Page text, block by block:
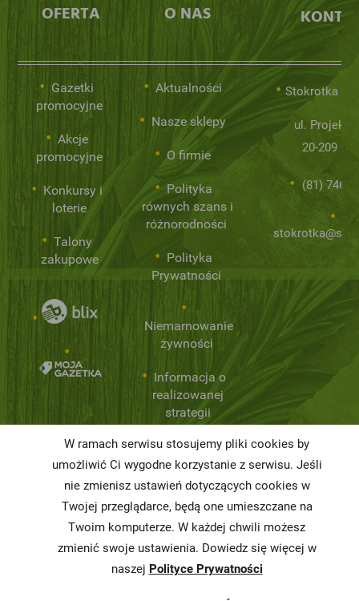
OFERTA
Gazetki
promocyjne
Akcje
promocyjne
Konkursy i
loterie
Talony
zakupowe
O NAS
Aktualności
Nasze sklepy
O firmie
Polityka
równych szans i
różnorodności
Polityka
Prywatności
Niemarnowanie
żywności
Informacja o
realizowanej
strategii
podatkowej
Karty
charakterystyki
Butelkomaty
Stokrotka
ul.
20-209
(81) 746
W ramach serwisu stosujemy pliki cookies by
umożliwić Ci wygodne korzystanie z serwisu. Jeśli
nie zmienisz ustawień dotyczących cookies w
Twojej przeglądarce, będą one umieszczane na
Twoim komputerze. W każdej chwili możesz
zmienić swoje ustawienia. Dowiedz się więcej w
naszej Polityce Prywatności